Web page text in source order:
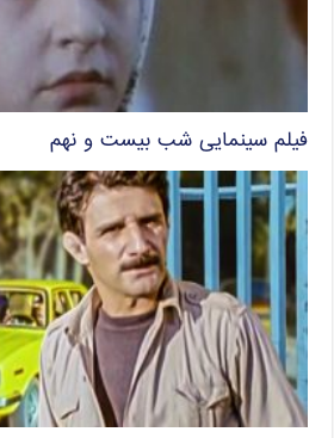
فیلم سینمایی شب بیست و نهم